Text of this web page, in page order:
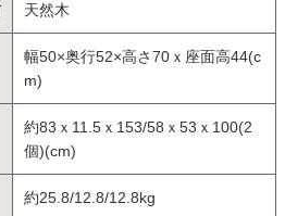
天然木
幅50×奥行52×高さ70ｘ座面高44(c
m)
約83ｘ11.5ｘ153/58ｘ53ｘ100(2
個)(cm)
約25.8/12.8/12.8kg